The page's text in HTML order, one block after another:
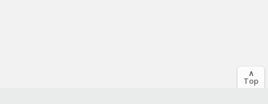
∧
Top